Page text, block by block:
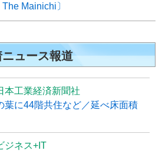
Mainichi〕
ュース報道
本工業経済新聞社
葉に44階共住など／延べ床面積
ジネス+IT